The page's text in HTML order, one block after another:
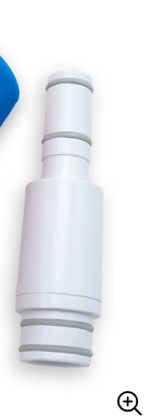
パーカッション
電子ピアノ
エフェクター